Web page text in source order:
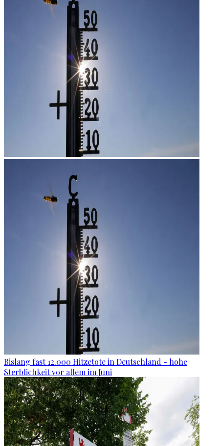
Bislang fast 12.000 Hitzetote in Deutschland - hohe
Sterblichkeit vor allem im Juni